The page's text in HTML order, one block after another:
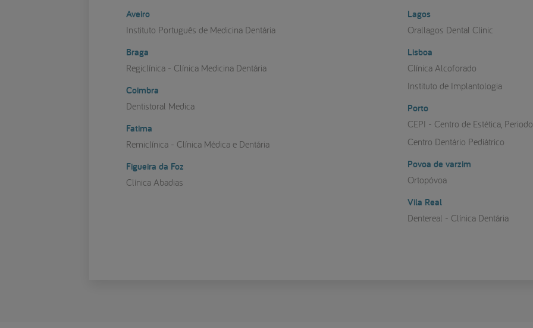
Aveiro
Instituto Português de Medicina Dentária
Braga
Regiclínica - Clínica Medicina Dentária
Coimbra
Dentistoral Medica
Fatima
Remiclínica - Clínica Médica e Dentária
Figueira da Foz
Clínica Abadias
Lagos
Orallagos Dental Clinic
Lisboa
Clínica Alcoforado
Instituto de Implantologia
Porto
CEPI - Centro de Estética,
Centro Dentário Pediátrico
Povoa de varzim
Ortopóvoa
Vila Real
Dentereal - Clínica Dentária